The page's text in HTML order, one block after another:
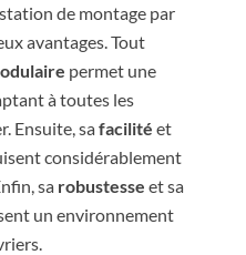
de montage par
avantages.Tout
permet une
à toutes les
Ensuite, safacilitéet
considérablement
sa robustesse et sa
un environnement